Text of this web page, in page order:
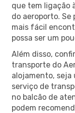
que tem ligação
do aeroporto. Se
mais fácil
possa ser um
Além disso,
transporte do
alojamento, seja
serviço de
no balcão de
podem